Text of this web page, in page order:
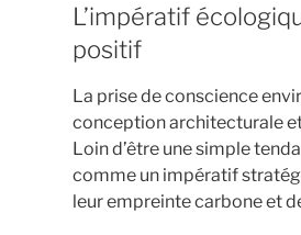
L’impératif
positif
La prise de conscience
conception architecturale
Loin d’être une simple
comme un impératif
leur empreinte carbone et